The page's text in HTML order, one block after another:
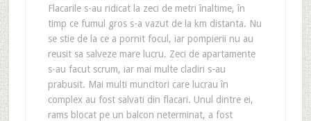
Flacarile s-au ridicat la zeci de metri înaltime, în
timp ce fumul gros s-a vazut de la km distanta. Nu
se stie de la ce a pornit focul, iar pompierii nu au
reusit sa salveze mare lucru. Zeci de apartamente
s-au facut scrum, iar mai multe cladiri s-au
prabusit. Mai multi muncitori care lucrau în
complex au fost salvati din flacari. Unul dintre ei,
rams blocat pe un balcon neterminat, a fost